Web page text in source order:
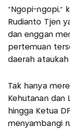
"Ngopi-ngopi,"
Rudianto Tjen
dan enggan
pertemuan
daerah ataukah
Tak hanya
Kehutanan dan
hingga Ketua
menyambangi